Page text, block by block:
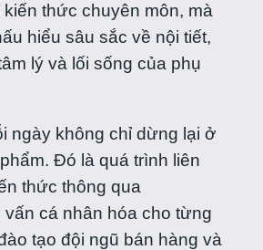
thức chuyên môn, mà
hiểu sâu sắc về nội tiết,
lý và lối sống của phụ
ngày không chỉ dừng lại ở
Đó là quá trình liên
thức thông qua
vấn cá nhân hóa cho từng
tạo đội ngũ bán hàng và